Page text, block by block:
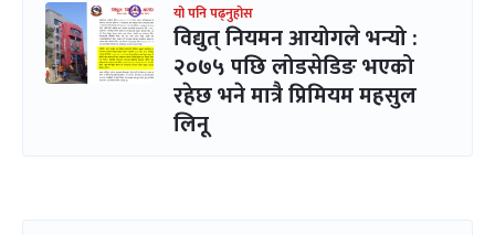
यो पनि पढ्नुहोस
विद्युत् नियमन आयोगले भन्यो :
२०७५ पछि लोडसेडिङ भएको
रहेछ भने मात्रै प्रिमियम महसुल
लिनू